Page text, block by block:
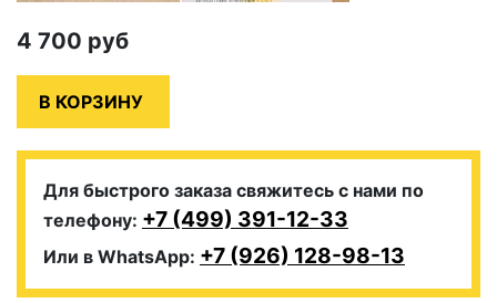
4 700 руб
Для быстрого заказа свяжитесь с нами по
телефону: +7 (499) 391-12-33
Или в WhatsApp: +7 (926) 128-98-13